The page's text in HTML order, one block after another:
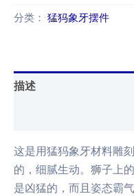
分类： 猛犸象牙摆件
描述
这是用猛犸象牙材料雕
的，细腻生动。狮子上
是凶猛的，而且姿态霸